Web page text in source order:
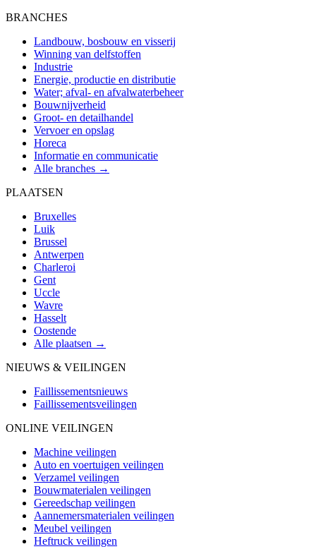
BRANCHES
Landbouw, bosbouw en visserij
Winning van delfstoffen
Industrie
Energie, productie en distributie
Water; afval- en afvalwaterbeheer
Bouwnijverheid
Groot- en detailhandel
Vervoer en opslag
Horeca
Informatie en communicatie
Alle branches →
PLAATSEN
Bruxelles
Luik
Brussel
Antwerpen
Charleroi
Gent
Uccle
Wavre
Hasselt
Oostende
Alle plaatsen →
NIEUWS & VEILINGEN
Faillissementsnieuws
Faillissementsveilingen
ONLINE VEILINGEN
Machine veilingen
Auto en voertuigen veilingen
Verzamel veilingen
Bouwmaterialen veilingen
Gereedschap veilingen
Aannemersmaterialen veilingen
Meubel veilingen
Heftruck veilingen